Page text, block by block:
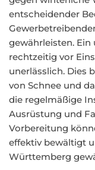
entscheidender
gewährleisten.
rechtzeitig vor
unerlässlich. Dies
von Schnee und
die regelmäßige
Ausrüstung und
Vorbereitung
effektiv bewältigt
Württemberg